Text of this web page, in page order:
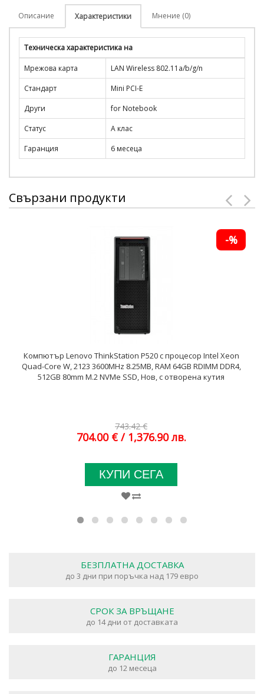
Описание Характеристики Мнение (0)
Техническа характеристика на
Мрежова карта
LAN Wireless 802.11a/b/g/n
Стандарт
Mini PCI-E
Други
for Notebook
Статус
А клас
Гаранция
6 месеца
Свързани продукти
Компютър Lenovo ThinkStation P520 с процесор Intel Xeon
Quad-Core W, 2123 3600MHz 8.25MB, RAM 64GB RDIMM DDR4,
512GB 80mm M.2 NVMe SSD, Нов, с отворена кутия
743.42 €
704.00 € / 1,376.90 лв.
-%
КУПИ СЕГА
БЕЗПЛАТНА ДОСТАВКА
до 3 дни при поръчка над 179 евро
СРОК ЗА ВРЪЩАНЕ
до 14 дни от доставката
ГАРАНЦИЯ
до 12 месеца